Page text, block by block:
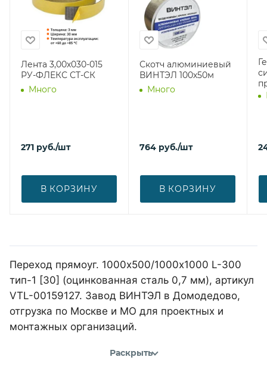
Лента 3,00х030-015
РУ-ФЛЕКС СТ-СК
Много
271 руб./шт
В КОРЗИНУ
Скотч алюминиевый
ВИНТЭЛ 100х50м
Много
764 руб./шт
В КОРЗИНУ
Переход прямоуг. 1000х500/1000х1000 L-300
тип-1 [30] (оцинкованная сталь 0,7 мм), артикул
VTL-00159127. Завод ВИНТЭЛ в Домодедово,
отгрузка по Москве и МО для проектных и
монтажных организаций.
Раскрыть